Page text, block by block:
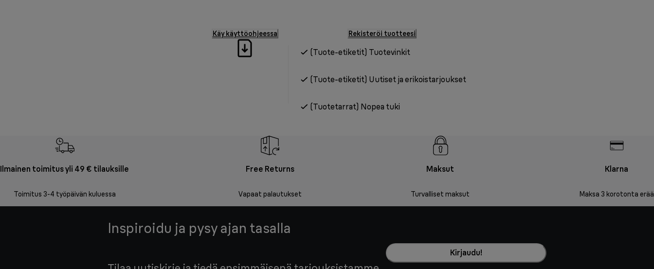
Käy käyttöohjeessa Rekisteröi tuotteesi
(Tuote-etiketit) Tuotevinkit
(Tuote-etiketit) Uutiset ja erikoistarjoukset
(Tuotetarrat) Nopea tuki
Ilmainen toimitus yli 49 € tilauksille
Toimitus 3-4 työpäivän kuluessa
Free Returns
Vapaat palautukset
Maksut
Turvalliset maksut
Klarna
Maksa 3 korotonta erää
Inspiroidu ja pysy ajan tasalla
Kirjaudu!